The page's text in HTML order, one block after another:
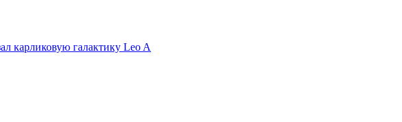
карликовую галактику Leo A